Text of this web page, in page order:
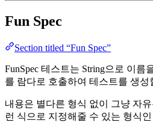
Fun Spec
Section titled “Fun Spec”
FunSpec 테스트는 String으로 이름
를 람다로 호출하여 테스트를 생성
내용은 별다른 형식 없이 그냥 자
런 식으로 지정해줄 수 있는 형식